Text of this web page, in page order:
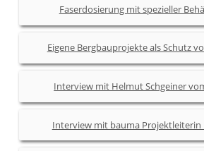
Faserdosierung mit spezieller
Eigene Bergbauprojekte als Schutz
Interview mit Helmut Schgeiner
Interview mit bauma Projektleiterin